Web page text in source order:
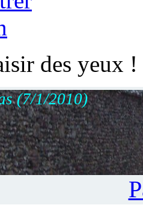
des yeux !
(7/1/2010)